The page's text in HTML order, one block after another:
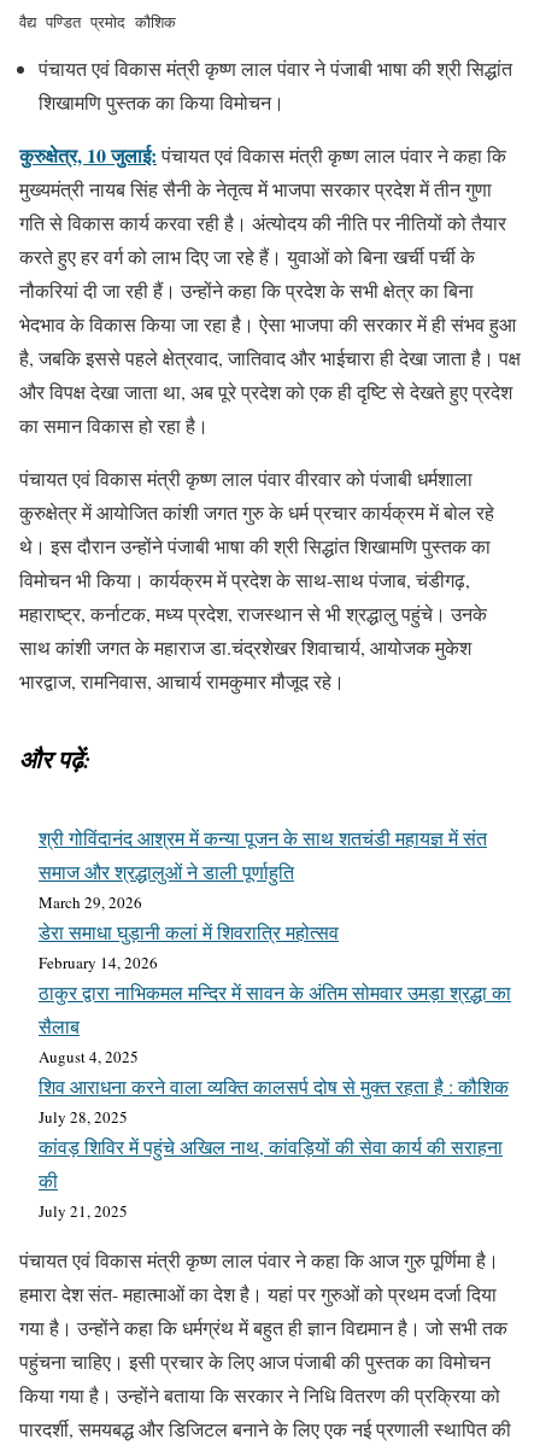
वैद्य पण्डित प्रमोद कौशिक
पंचायत एवं विकास मंत्री कृष्ण लाल पंवार ने पंजाबी भाषा की श्री सिद्धांत
शिखामणि पुस्तक का किया विमोचन।
कुरुक्षेत्र, 10 जुलाई:पंचायत एवं विकास मंत्री कृष्ण लाल पंवार ने कहा कि
मुख्यमंत्री नायब सिंह सैनी के नेतृत्व में भाजपा सरकार प्रदेश में तीन गुणा
गति से विकास कार्य करवा रही है। अंत्योदय की नीति पर नीतियों को तैयार
करते हुए हर वर्ग को लाभ दिए जा रहे हैं। युवाओं को बिना खर्ची पर्ची के
नौकरियां दी जा रही हैं। उन्होंने कहा कि प्रदेश के सभी क्षेत्र का बिना
भेदभाव के विकास किया जा रहा है। ऐसा भाजपा की सरकार में ही संभव हुआ
है, जबकि इससे पहले क्षेत्रवाद, जातिवाद और भाईचारा ही देखा जाता है। पक्ष
और विपक्ष देखा जाता था, अब पूरे प्रदेश को एक ही दृष्टि से देखते हुए प्रदेश
का समान विकास हो रहा है।
पंचायत एवं विकास मंत्री कृष्ण लाल पंवार वीरवार को पंजाबी धर्मशाला
कुरुक्षेत्र में आयोजित कांशी जगत गुरु के धर्म प्रचार कार्यक्रम में बोल रहे
थे। इस दौरान उन्होंने पंजाबी भाषा की श्री सिद्धांत शिखामणि पुस्तक का
विमोचन भी किया। कार्यक्रम में प्रदेश के साथ-साथ पंजाब, चंडीगढ़,
महाराष्ट्र, कर्नाटक, मध्य प्रदेश, राजस्थान से भी श्रद्धालु पहुंचे। उनके
साथ कांशी जगत के महाराज डा.चंद्रशेखर शिवाचार्य, आयोजक मुकेश
भारद्वाज, रामनिवास, आचार्य रामकुमार मौजूद रहे।
और पढ़ें:
श्री गोविंदानंद आश्रम में कन्या पूजन के साथ शतचंडी महायज्ञ में संत
समाज और श्रद्धालुओं ने डाली पूर्णाहुति
March 29, 2026
डेरा समाधा घुड़ानी कलां में शिवरात्रि महोत्सव
February 14, 2026
ठाकुर द्वारा नाभिकमल मन्दिर में सावन के अंतिम सोमवार उमड़ा श्रद्धा का
सैलाब
August 4, 2025
शिव आराधना करने वाला व्यक्ति कालसर्प दोष से मुक्त रहता है : कौशिक
July 28, 2025
कांवड़ शिविर में पहुंचे अखिल नाथ, कांवड़ियों की सेवा कार्य की सराहना
की
July 21, 2025
पंचायत एवं विकास मंत्री कृष्ण लाल पंवार ने कहा कि आज गुरु पूर्णिमा है।
हमारा देश संत- महात्माओं का देश है। यहां पर गुरुओं को प्रथम दर्जा दिया
गया है। उन्होंने कहा कि धर्मग्रंथ में बहुत ही ज्ञान विद्यमान है। जो सभी तक
पहुंचना चाहिए। इसी प्रचार के लिए आज पंजाबी की पुस्तक का विमोचन
किया गया है। उन्होंने बताया कि सरकार ने निधि वितरण की प्रक्रिया को
पारदर्शी, समयबद्ध और डिजिटल बनाने के लिए एक नई प्रणाली स्थापित की